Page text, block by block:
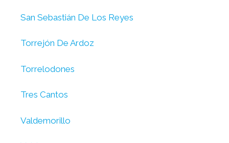
San Sebastián De Los Reyes
Torrejón De Ardoz
Torrelodones
Tres Cantos
Valdemorillo